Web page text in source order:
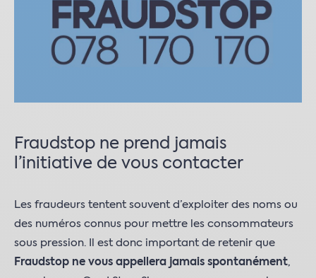
Fraudstop ne prend jamais
l’initiative de vous contacter
Les fraudeurs tentent souvent d’exploiter des noms ou
des numéros connus pour mettre les consommateurs
sous pression. Il est donc important de retenir que
Fraudstop ne vous appellera jamais spontanément,